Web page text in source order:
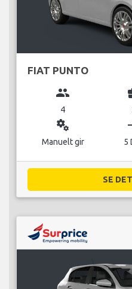
FIAT PUNTO
group
4
miscellaneous_services
Manuelt gir 5
SE